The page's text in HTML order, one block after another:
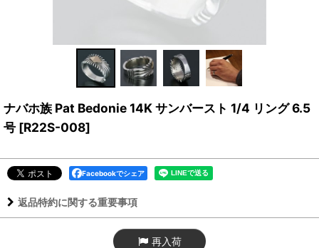
ナバホ族 Pat Bedonie 14K サンバースト 1/4 リング 6.5
号 [R22S-008]
Facebookでシェア
返品特約に関する重要事項
再入荷